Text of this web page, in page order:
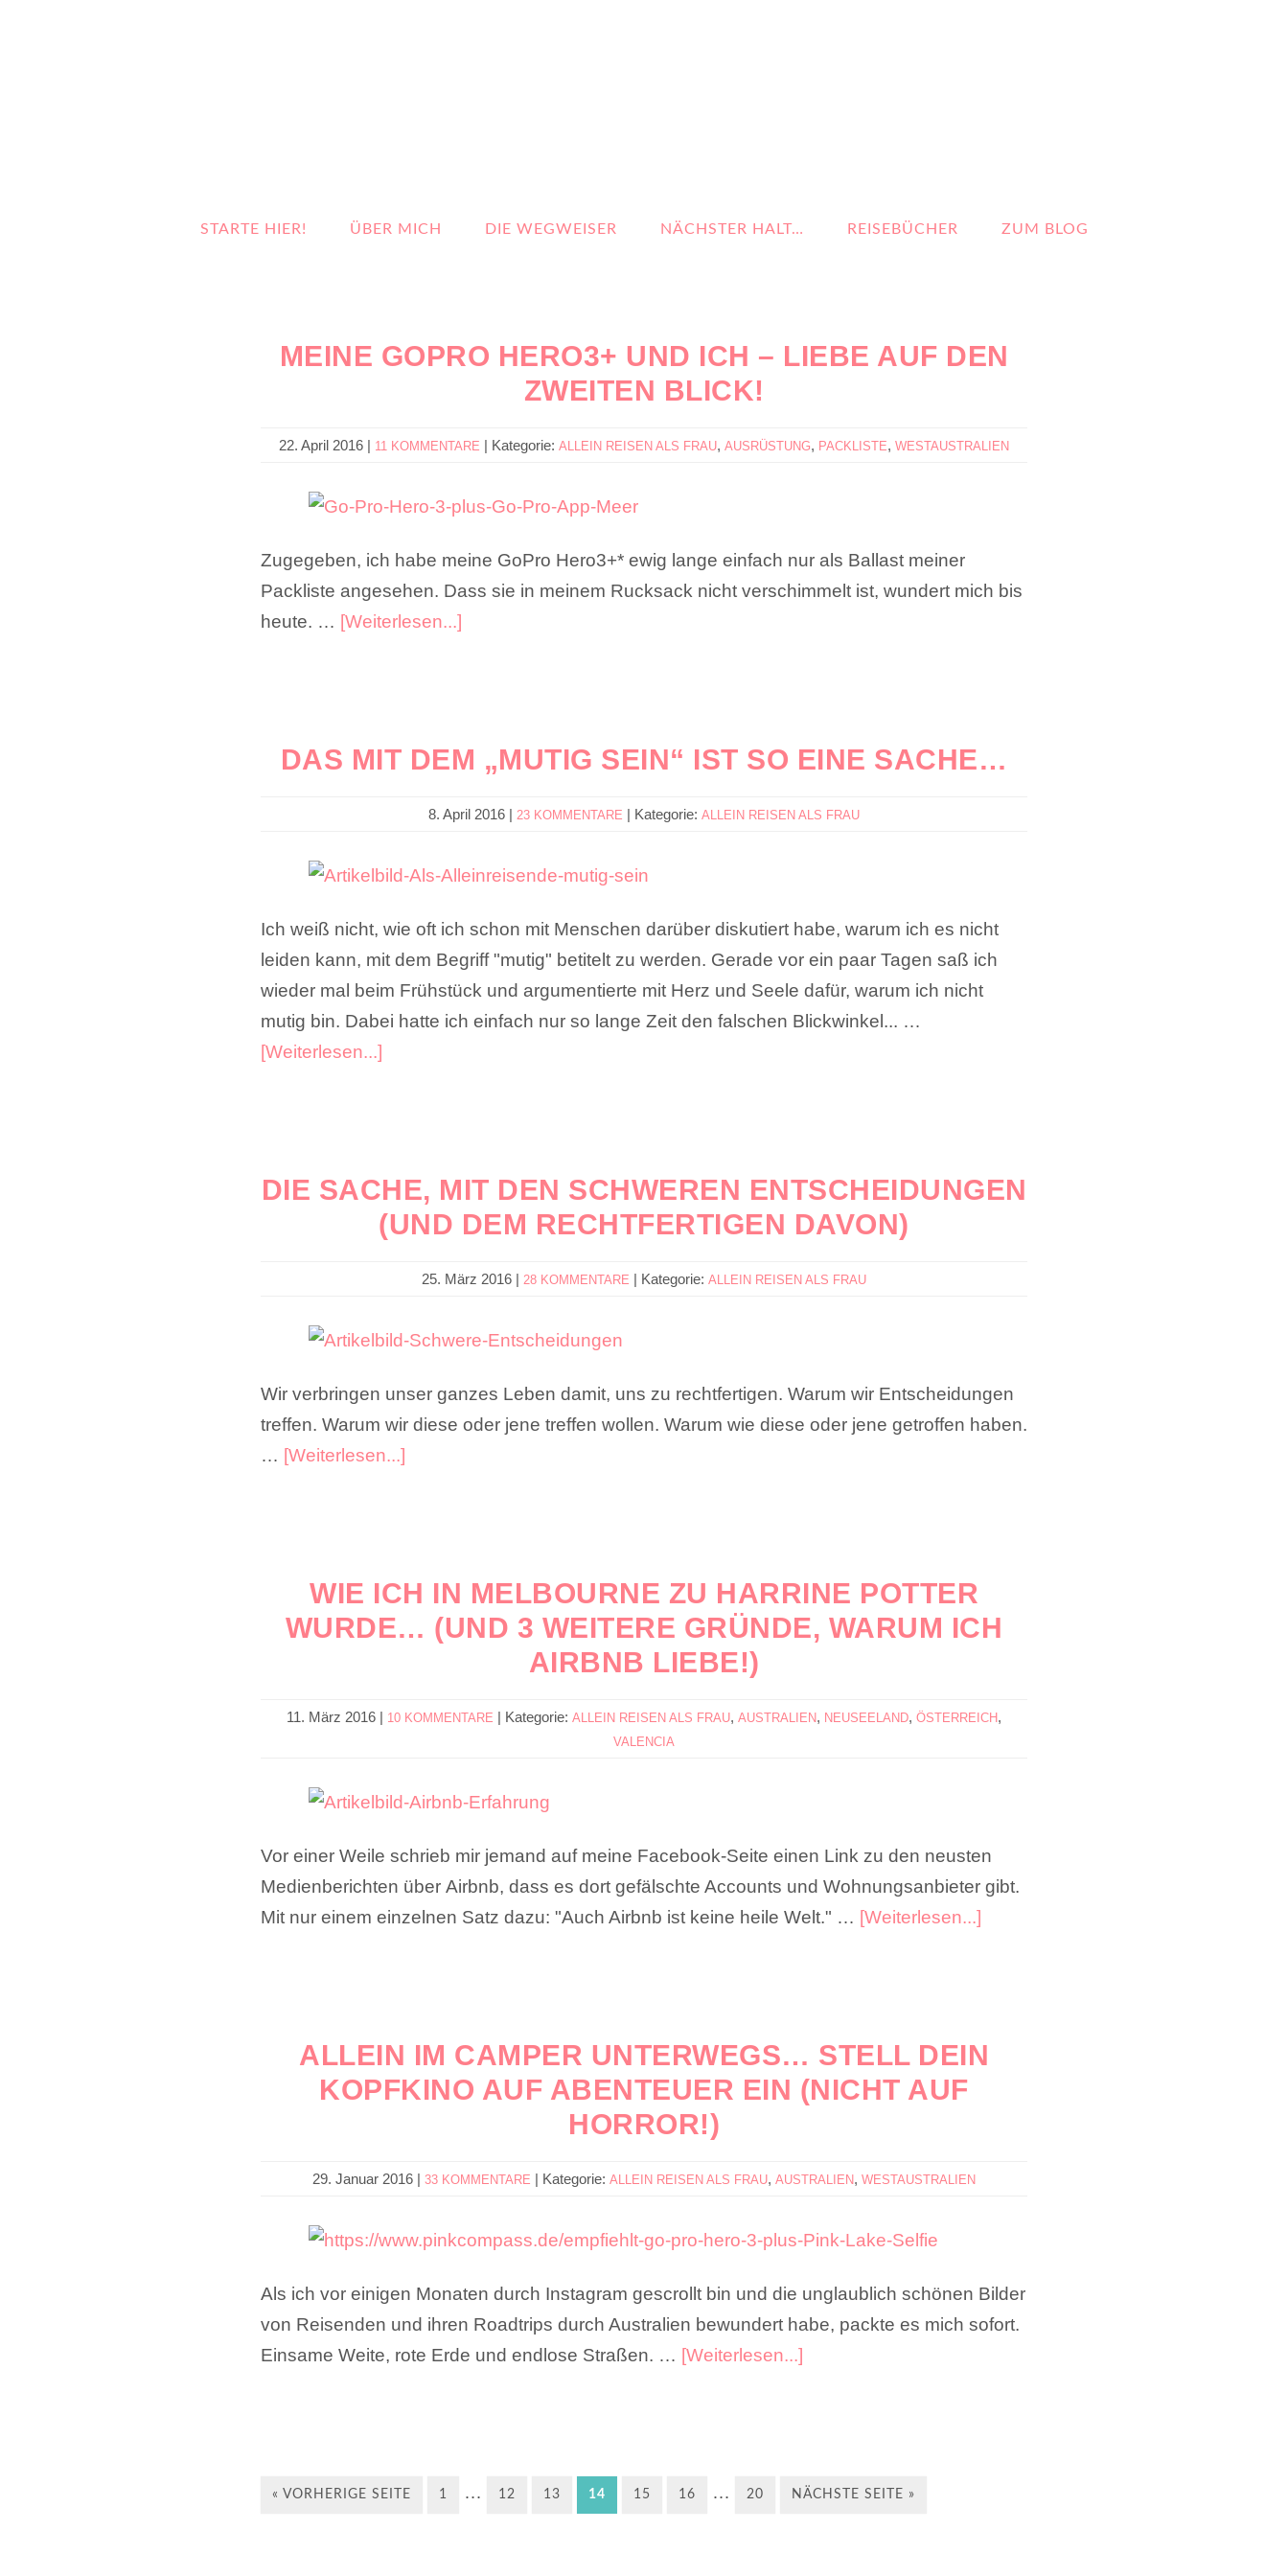
STARTE HIER! ÜBER MICH DIE WEGWEISER NÄCHSTER HALT… REISEBÜCHER ZUM BLOG
MEINE GOPRO HERO3+ UND ICH – LIEBE AUF DEN
ZWEITEN BLICK!
22. April 2016 | 11 KOMMENTARE | Kategorie: ALLEIN REISEN ALS FRAU, AUSRÜSTUNG, PACKLISTE, WESTAUSTRALIEN
Zugegeben, ich habe meine GoPro Hero3+* ewig lange einfach nur als Ballast meiner
Packliste angesehen. Dass sie in meinem Rucksack nicht verschimmelt ist, wundert mich bis
heute. … [Weiterlesen...]
DAS MIT DEM „MUTIG SEIN“ IST SO EINE SACHE…
8. April 2016 | 23 KOMMENTARE | Kategorie: ALLEIN REISEN ALS FRAU
Ich weiß nicht, wie oft ich schon mit Menschen darüber diskutiert habe, warum ich es nicht
leiden kann, mit dem Begriff "mutig" betitelt zu werden. Gerade vor ein paar Tagen saß ich
wieder mal beim Frühstück und argumentierte mit Herz und Seele dafür, warum ich nicht
mutig bin. Dabei hatte ich einfach nur so lange Zeit den falschen Blickwinkel... …
[Weiterlesen...]
DIE SACHE, MIT DEN SCHWEREN ENTSCHEIDUNGEN
(UND DEM RECHTFERTIGEN DAVON)
25. März 2016 | 28 KOMMENTARE | Kategorie: ALLEIN REISEN ALS FRAU
Wir verbringen unser ganzes Leben damit, uns zu rechtfertigen. Warum wir Entscheidungen
treffen. Warum wir diese oder jene treffen wollen. Warum wie diese oder jene getroffen haben.
… [Weiterlesen...]
WIE ICH IN MELBOURNE ZU HARRINE POTTER
WURDE… (UND 3 WEITERE GRÜNDE, WARUM ICH
AIRBNB LIEBE!)
11. März 2016 | 10 KOMMENTARE | Kategorie: ALLEIN REISEN ALS FRAU, AUSTRALIEN, NEUSEELAND, ÖSTERREICH ,
VALENCIA
Vor einer Weile schrieb mir jemand auf meine Facebook-Seite einen Link zu den neusten
Medienberichten über Airbnb, dass es dort gefälschte Accounts und Wohnungsanbieter gibt.
Mit nur einem einzelnen Satz dazu: "Auch Airbnb ist keine heile Welt." … [Weiterlesen...]
ALLEIN IM CAMPER UNTERWEGS… STELL DEIN
KOPFKINO AUF ABENTEUER EIN (NICHT AUF
HORROR!)
29. Januar 2016 | 33 KOMMENTARE | Kategorie: ALLEIN REISEN ALS FRAU, AUSTRALIEN, WESTAUSTRALIEN
Als ich vor einigen Monaten durch Instagram gescrollt bin und die unglaublich schönen Bilder
von Reisenden und ihren Roadtrips durch Australien bewundert habe, packte es mich sofort.
Einsame Weite, rote Erde und endlose Straßen. … [Weiterlesen...]
« VORHERIGE SEITE 1 … 12 13 14 15 16 … 20 NÄCHSTE SEITE »